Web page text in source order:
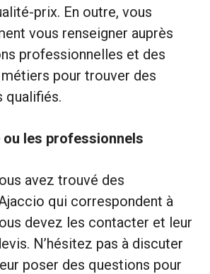
prix. En outre, vous
vous renseigner auprès
professionnelles et des
pour trouver des
qualifiés.
ou les professionnels
avez trouvé des
qui correspondent à
devez les contacter et leur
N’hésitez pas à discuter
poser des questions pour